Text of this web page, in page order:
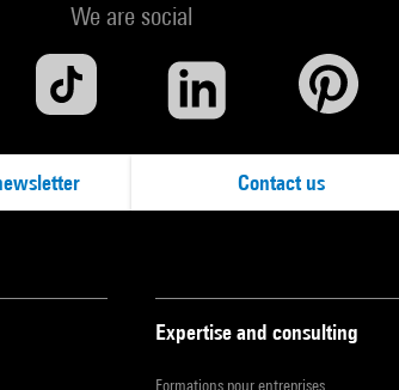
We are social
Contact us
Expertise and consulting
Formations pour entreprises